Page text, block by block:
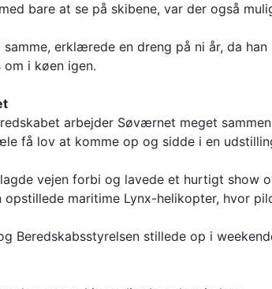
bare at se på skibene, var der også
erklærede en dreng på ni år, da
i køen igen.
arbejder Søværnet meget
få lov at komme op og sidde i en
vejen forbi og lavede et hurtigt
maritime Lynx-helikopter, hvor
Beredskabsstyrelsen stillede op i